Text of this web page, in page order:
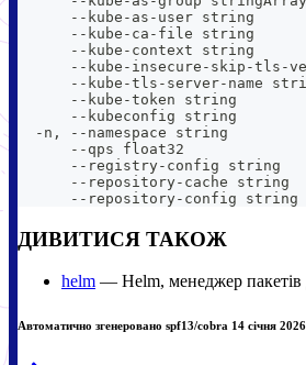
--kube-as-user string
--kube-ca-file string
--kube-context string
--kube-insecure-skip-tls-
--kube-tls-server-name
--kube-token string
--kubeconfig string
-n, --namespace string
--qps float32
--registry-config string
--repository-cache string
--repository-config
ДИВИТИСЯ ТАКОЖ
helm — Helm, менеджер пакетів
Автоматично згенеровано spf13/cobra 14 січня